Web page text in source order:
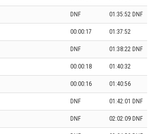
DNF 01:35:52 DNF
00:00:17 01:37:52
DNF 01:38:22 DNF
00:00:18 01:40:32
00:00:16 01:40:56
DNF 01:42:01 DNF
DNF 02:02:09 DNF